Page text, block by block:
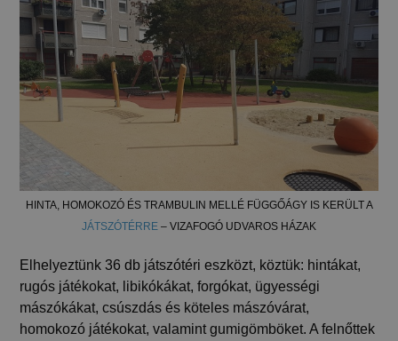
HINTA, HOMOKOZÓ ÉS TRAMBULIN MELLÉ FÜGGŐÁGY IS KERÜLT A
JÁTSZÓTÉRRE – VIZAFOGÓ UDVAROS HÁZAK
Elhelyeztünk 36 db játszótéri eszközt, köztük: hintákat,
rugós játékokat, libikókákat, forgókat, ügyességi
mászókákat, csúszdás és köteles mászóvárat,
homokozó játékokat, valamint gumigömböket. A felnőttek